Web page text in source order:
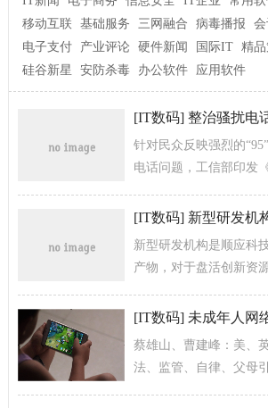
移动互联
基础服务 三网融合 病毒播报
电子支付
产业评论 硬件新闻 国际IT 精品
硅谷新星
安防杀毒 办公软件 应用软件
[IT数码] 整治骚扰电
针对民众反映强烈的
电话问题，工信部印发
一步加大对骚扰电话的
[IT数码] 新型研发机
新型研发机构是顺应科
产物，对于盘活创新资
具有重要的意义。
[IT数码] 未成年人网络保护
蔡雄山、曹建峰：美、
法、监管、自律、父母